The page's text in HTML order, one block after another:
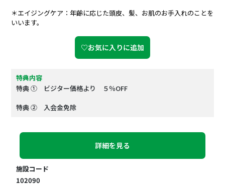
＊エイジングケア：年齢に応じた頭皮、髪、お肌のお手入れのことを
いいます。
♡お気に入りに追加
特典内容
特典 ① ビジター価格より ５％OFF
特典 ② 入会金免除
詳細を見る
施設コード
102090